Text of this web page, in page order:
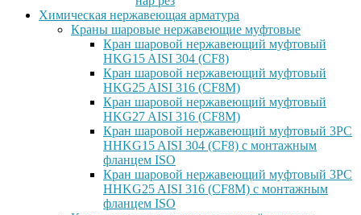
Химическая нержавеющая арматура
Краны шаровые нержавеющие муфтовые
Кран шаровой нержавеющий муфтовый
HKG15 AISI 304 (CF8)
Кран шаровой нержавеющий муфтовый
HKG25 AISI 316 (CF8M)
Кран шаровой нержавеющий муфтовый
HKG27 AISI 316 (CF8M)
Кран шаровой нержавеющий муфтовый 3PC
HHKG15 AISI 304 (CF8) с монтажным
фланцем ISO
Кран шаровой нержавеющий муфтовый 3PC
HHKG25 AISI 316 (CF8M) с монтажным
фланцем ISO